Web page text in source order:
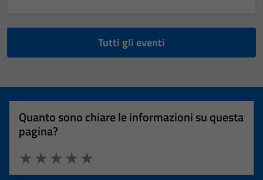
Tutti gli eventi
Quanto sono chiare le informazioni su questa
pagina?
Valuta 5 stelle su 5
Valuta 4 stelle su 5
Valuta 3 stelle su 5
Valuta 2 stelle su 5
Valuta 1 stelle su 5